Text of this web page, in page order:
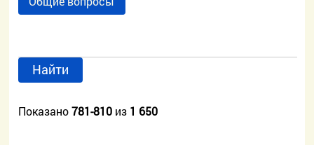
Найти
Показано781-810 из 1 650